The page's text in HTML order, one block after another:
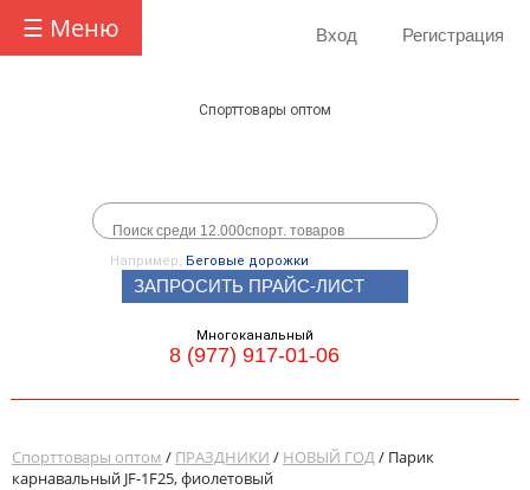
☰ Меню Вход Регистрация
Спорттовары оптом
Например, Беговые дорожки
ЗАПРОСИТЬ ПРАЙС-ЛИСТ
Многоканальный
8 (977) 917-01-06
Спорттовары оптом / ПРАЗДНИКИ / НОВЫЙ ГОД/ Парик
карнавальный JF-1F25, фиолетовый